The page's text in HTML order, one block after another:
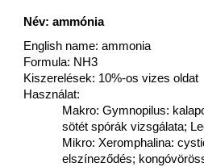
Név: ammónia
English name: ammonia
Formula: NH3
Kiszerelések: 10%-os vizes oldat
Használat:
Makro: Gymnopilus:
sötét spórák vizsgálata;
Mikro: Xeromphalina:
elszíneződés;